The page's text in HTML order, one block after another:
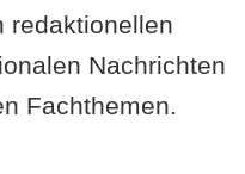
redaktionellen
Nachrichten
Fachthemen.